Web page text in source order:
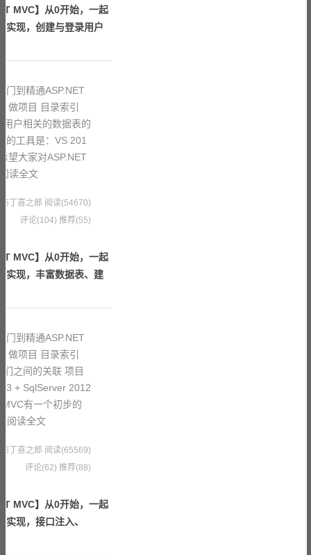
MVC】从0开始，一起
实现，创建与登录用户
门到精通ASP.NET
做项目 目录索引
户相关的数据表的
的工具是：VS 201
望大家对ASP.NET
阅读全文
丁喜之郎 阅读(54670)
评论(104) 推荐(55)
MVC】从0开始，一起
实现，丰富数据表、建
门到精通ASP.NET
做项目 目录索引
之间的关联 项目
+ SqlServer 2012
有一个初步的
阅读全文
丁喜之郎 阅读(65569)
评论(62) 推荐(88)
MVC】从0开始，一起
现，接口注入、